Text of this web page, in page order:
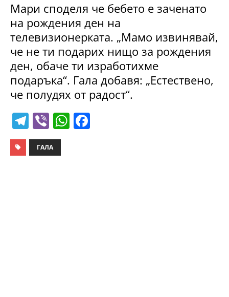
Мари споделя че бебето е заченато
на рождения ден на
телевизионерката. „Мамо извинявай,
че не ти подарих нищо за рождения
ден, обаче ти изработихме
подаръка“. Гала добавя: „Естествено,
че полудях от радост“.
T
el
e
Vi
b
er
W
h
ГАЛА